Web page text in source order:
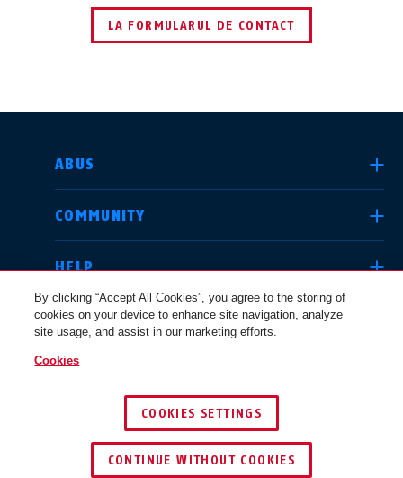
LA FORMULARUL DE CONTACT
ABUS
COMMUNITY
HELP
LEGAL
© 2026 ABUS
SELECTARE ȚARĂ
Canada
Österreich
By clicking “Accept All Cookies”, you agree to the storing of
cookies on your device to enhance site navigation, analyze
site usage, and assist in our marketing efforts.
Cookies
COOKIES SETTINGS
CONTINUE WITHOUT COOKIES